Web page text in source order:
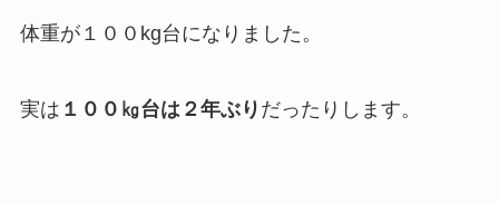
体重が１００kg台になりました。
実は １００㎏台は２年ぶり だったりします。